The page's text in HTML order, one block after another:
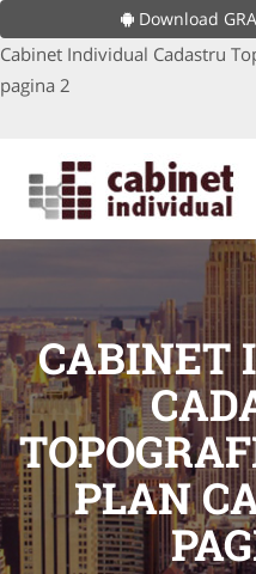
Download
Cabinet Individual Cadastru
pagina 2
CABINET
PLAN